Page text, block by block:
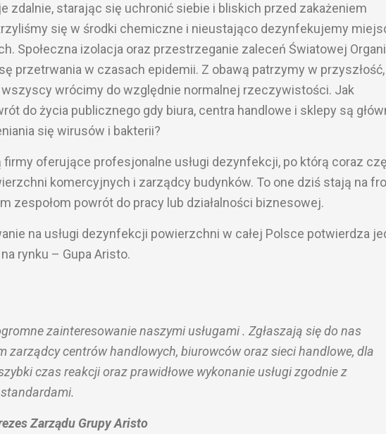
zdalnie, starając się uchronić siebie i bliskich przed zakażeniem
się w środki chemiczne i nieustająco dezynfekujemy
Społeczna izolacja oraz przestrzeganie zaleceń Światowej
przetrwania w czasach epidemii. Z obawą patrzymy w
wrócimy do względnie normalnej rzeczywistości. Jak
do życia publicznego gdy biura, centra handlowe i sklepy są
się wirusów i bakterii?
oferujące profesjonalne usługi dezynfekcji, po którą coraz
komercyjnych i zarządcy budynków. To one dziś stają na
zespołom powrót do pracy lub działalności biznesowej.
na usługi dezynfekcji powierzchni w całej Polsce potwierdza
rynku – Gupa Aristo.
zainteresowanie naszymi usługami . Zgłaszają się do nas
zarządcy centrów handlowych, biurowców oraz sieci handlowe, dla
czas reakcji oraz prawidłowe wykonanie usługi zgodnie z
Zarządu Grupy Aristo